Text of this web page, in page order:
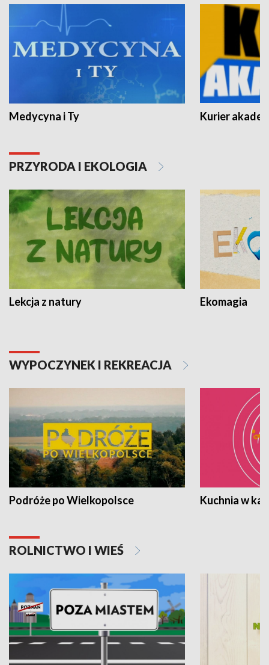
Medycyna i Ty Kurier
PRZYRODA I EKOLOGIA
Lekcja z natury Ekomagia
WYPOCZYNEK I REKREACJA
Podróże po Wielkopolsce Kuchnia w
ROLNICTWO I WIEŚ